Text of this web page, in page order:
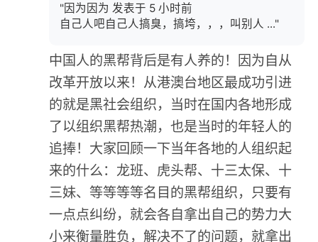
"因为因为 发表于 5 小时前
自己人吧自己人搞臭，搞垮，，，叫别人 ..."
中国人的黑帮背后是有人养的！因为自从
改革开放以来！从港澳台地区最成功引进
的就是黑社会组织，当时在国内各地形成
了以组织黑帮热潮，也是当时的年轻人的
追捧！大家回顾一下当年各地的人组织起
来的什么：龙班、虎头帮、十三太保、十
三妹、等等等等名目的黑帮组织，只要有
一点点纠纷，就会各自拿出自己的势力大
小来衡量胜负，解决不了的问题，就拿出